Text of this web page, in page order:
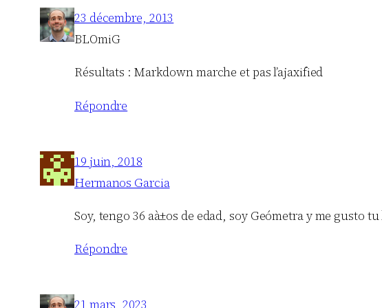
23 décembre, 2013
BLOmiG
Résultats : Markdown marche et pas l’ajaxified
Répondre
19 juin, 2018
Hermanos Garcia
Soy, tengo 36 aà±os de edad, soy Geómetra y me gusto
Répondre
21 mars, 2023